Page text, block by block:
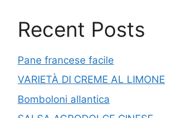
Recent Posts
Pane francese facile
VARIETÀ DI CREME AL LIMONE
Bomboloni allantica